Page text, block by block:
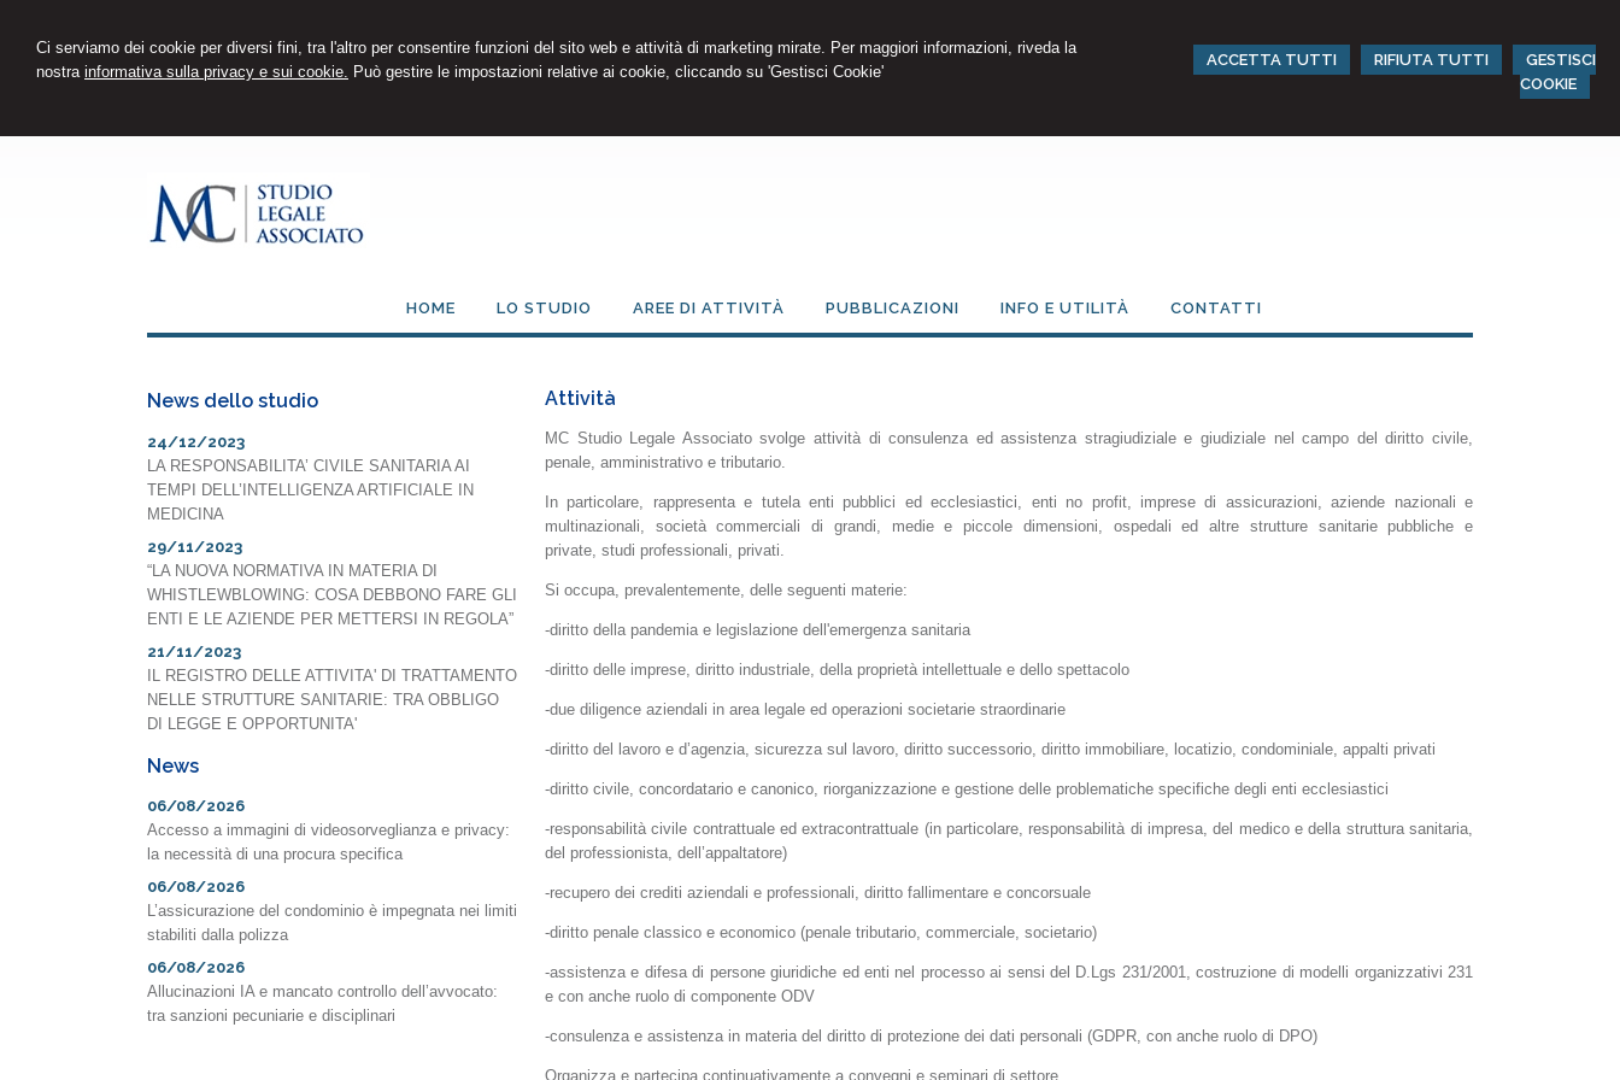
Ci serviamo dei cookie per diversi fini, tra l'altro per consentire funzioni del sito web e attività di marketing mirate. Per maggiori informazioni, riveda la
nostra informativa sulla privacy e sui cookie. Può gestire le impostazioni relative ai cookie, cliccando su 'Gestisci Cookie'
ACCETTA TUTTI RIFIUTA TUTTI
GESTISCI
COOKIE
HOME LO STUDIO AREE DI ATTIVITÀ PUBBLICAZIONI INFO E UTILITÀ CONTATTI
Attività
MC Studio Legale Associato svolge attività di consulenza ed assistenza stragiudiziale e giudiziale nel campo del diritto civile,
penale, amministrativo e tributario.
In particolare, rappresenta e tutela enti pubblici ed ecclesiastici, enti no profit, imprese di assicurazioni, aziende nazionali e
multinazionali, società commerciali di grandi, medie e piccole dimensioni, ospedali ed altre strutture sanitarie pubbliche e
private, studi professionali, privati.
Si occupa, prevalentemente, delle seguenti materie:
-diritto della pandemia e legislazione dell'emergenza sanitaria
-diritto delle imprese, diritto industriale, della proprietà intellettuale e dello spettacolo
-due diligence aziendali in area legale ed operazioni societarie straordinarie
-diritto del lavoro e d’agenzia, sicurezza sul lavoro, diritto successorio, diritto immobiliare, locatizio, condominiale, appalti privati
-diritto civile, concordatario e canonico, riorganizzazione e gestione delle problematiche specifiche degli enti ecclesiastici
-responsabilità civile contrattuale ed extracontrattuale (in particolare, responsabilità di impresa, del medico e della struttura sanitaria,
del professionista, dell’appaltatore)
-recupero dei crediti aziendali e professionali, diritto fallimentare e concorsuale
-diritto penale classico e economico (penale tributario, commerciale, societario)
-assistenza e difesa di persone giuridiche ed enti nel processo ai sensi del D.Lgs 231/2001, costruzione di modelli organizzativi 231
e con anche ruolo di componente ODV
-consulenza e assistenza in materia del diritto di protezione dei dati personali (GDPR, con anche ruolo di DPO)
Organizza e partecipa continuativamente a convegni e seminari di settore.
News dello studio
24/12/2023
LA RESPONSABILITA’ CIVILE SANITARIA AI
TEMPI DELL’INTELLIGENZA ARTIFICIALE IN
MEDICINA
29/11/2023
“LA NUOVA NORMATIVA IN MATERIA DI
WHISTLEWBLOWING: COSA DEBBONO FARE GLI
ENTI E LE AZIENDE PER METTERSI IN REGOLA”
21/11/2023
IL REGISTRO DELLE ATTIVITA' DI TRATTAMENTO
NELLE STRUTTURE SANITARIE: TRA OBBLIGO
DI LEGGE E OPPORTUNITA'
News
06/08/2026
Accesso a immagini di videosorveglianza e privacy:
la necessità di una procura specifica
06/08/2026
L’assicurazione del condominio è impegnata nei limiti
stabiliti dalla polizza
06/08/2026
Allucinazioni IA e mancato controllo dell’avvocato:
tra sanzioni pecuniarie e disciplinari